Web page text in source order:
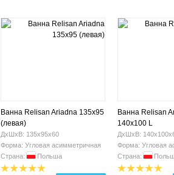
Ванна Relisan Ariadna 135x95
(левая)
ДхШхВ: 135х95х60
Форма: Угловая асимметричная
Страна:
Польша
Ванна Relisan
140x100 L
ДхШхВ:
Форма: Угловая
Страна: